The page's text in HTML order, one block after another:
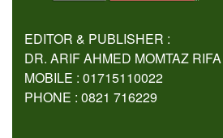
EDITOR & PUBLISHER :
DR. ARIF AHMED MOMTAZ RIFA
MOBILE : 01715110022
PHONE : 0821 716229